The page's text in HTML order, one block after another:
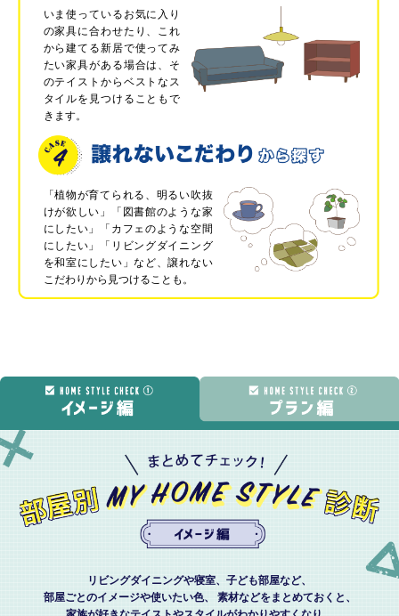
いま使っているお気に入り
の家具に合わせたり、これ
から建てる新居で使ってみ
たい家具がある場合は、そ
のテイストからベストなス
タイルを見つけることもで
きます。
「植物が育てられる、明るい吹抜
けが欲しい」「図書館のような家
にしたい」「カフェのような空間
にしたい」「リビングダイニング
を和室にしたい」など、譲れない
こだわりから見つけることも。
リビングダイニングや寝室、子ども部屋など、
部屋ごとのイメージや使いたい色、 素材などをまとめておくと、